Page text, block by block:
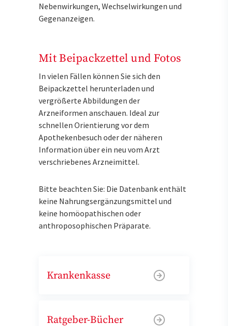
Nebenwirkungen, Wechselwirkungen und
Gegenanzeigen.
Mit Beipackzettel und Fotos
In vielen Fällen können Sie sich den
Beipackzettel herunterladen und
vergrößerte Abbildungen der
Arzneiformen anschauen. Ideal zur
schnellen Orientierung vor dem
Apothekenbesuch oder der näheren
Information über ein neu vom Arzt
verschriebenes Arzneimittel.
Bitte beachten Sie: Die Datenbank enthält
keine Nahrungsergänzungsmittel und
keine homöopathischen oder
anthroposophischen Präparate.
Krankenkasse
Ratgeber-Bücher